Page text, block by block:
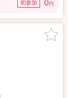
初参加 0円